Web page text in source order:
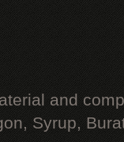
and
Syrup,